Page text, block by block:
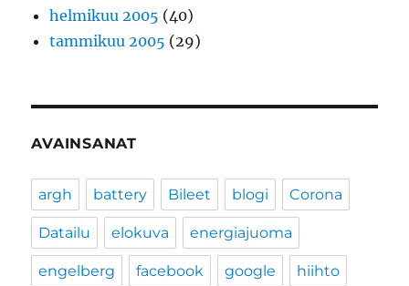
helmikuu 2005 (40)
tammikuu 2005 (29)
AVAINSANAT
argh battery Bileet blogi Corona
Datailu elokuva energiajuoma
engelberg facebook google hiihto